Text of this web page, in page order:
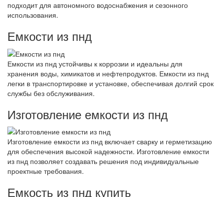
подходит для автономного водоснабжения и сезонного
использования.
Емкости из пнд
Емкости из пнд устойчивы к коррозии и идеальны для
хранения воды, химикатов и нефтепродуктов. Емкости из пнд
легки в транспортировке и установке, обеспечивая долгий срок
службы без обслуживания.
Изготовление емкости из пнд
Изготовление емкости из пнд включает сварку и герметизацию
для обеспечения высокой надежности. Изготовление емкости
из пнд позволяет создавать решения под индивидуальные
проектные требования.
Емкость из пнд купить